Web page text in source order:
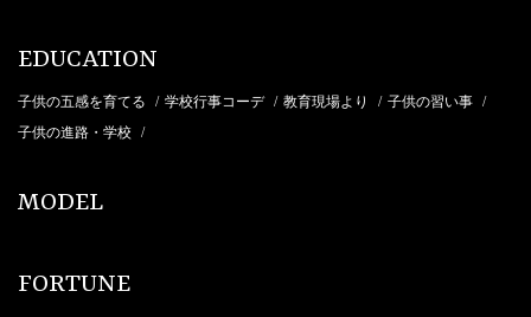
EDUCATION
子供の五感を育てる / 学校行事コーデ / 教育現場より / 子供の習い事 /
子供の進路・学校 /
MODEL
FORTUNE